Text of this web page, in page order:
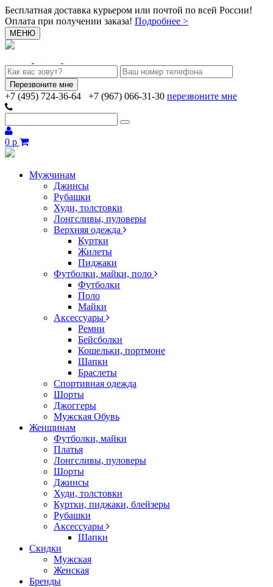
Бесплатная доставка курьером или почтой по всей России!
Оплата при получении заказа! Подробнее >
МЕНЮ
+7 (495) 724-36-64 +7 (967) 066-31-30 перезвоните мне
0 р
Мужчинам
Джинсы
Рубашки
Худи, толстовки
Лонгсливы, пуловеры
Верхняя одежда
Куртки
Жилеты
Пиджаки
Футболки, майки, поло
Футболки
Поло
Майки
Аксессуары
Ремни
Бейсболки
Кошельки, портмоне
Шапки
Браслеты
Спортивная одежда
Шорты
Джоггеры
Мужская Обувь
Женщинам
Футболки, майки
Платья
Лонгсливы, пуловеры
Шорты
Джинсы
Худи, толстовки
Куртки, пиджаки, блейзеры
Рубашки
Аксессуары
Шапки
Скидки
Мужская
Женская
Бренды